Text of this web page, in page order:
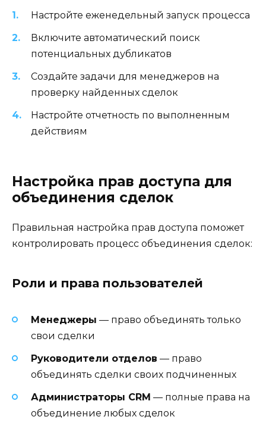
Настройте еженедельный запуск процесса
Включите автоматический поиск
потенциальных дубликатов
Создайте задачи для менеджеров на
проверку найденных сделок
Настройте отчетность по выполненным
действиям
Настройка прав доступа для
объединения сделок
Правильная настройка прав доступа поможет
контролировать процесс объединения сделок:
Роли и права пользователей
Менеджеры — право объединять только
свои сделки
Руководители отделов — право
объединять сделки своих подчиненных
Администраторы CRM — полные права на
объединение любых сделок